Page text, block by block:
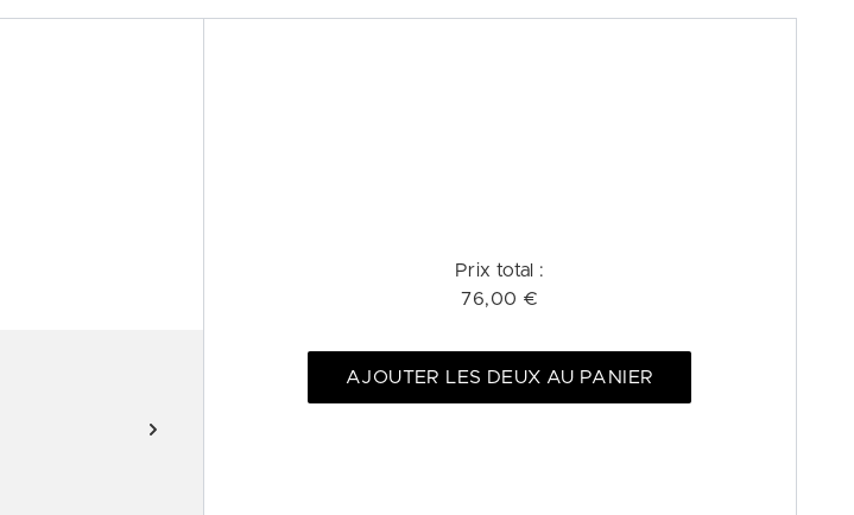
Prix ​​total :
76,00 €
AJOUTER LES DEUX AU PANIER